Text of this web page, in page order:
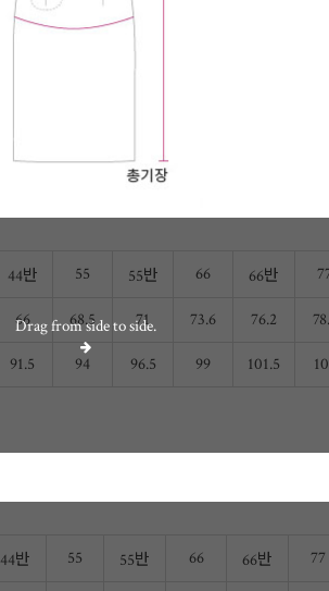
Drag from side to side.
44반 55 55반 66 66반
66 68.5 71 73.6 76.2
91.5 94 96.5 99 101.5
44반 55 55반 66 66반 77